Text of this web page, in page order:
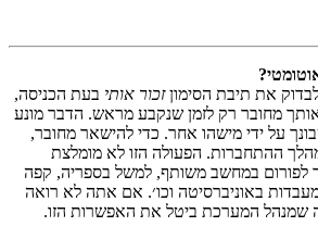
את תיבת הסימוןזכור אותי בעת הכניסה,
מחובר רק לזמן שנקבע מראש. הדבר מונע
על ידי מישהו אחר. כדי להישאר מחובר,
ההתחברות. הפעולה הזו לא מומלצת
במחשב משותף, למשל בספריה, קפה
באוניברסיטה וכו׳. אם אתה לא רואה
שמנהל המערכת ביטל את האפשרות הזו.